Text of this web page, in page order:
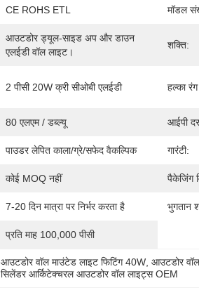
CE ROHS ETL मॉडल
आउटडोर ड्यूल-साइड अप और डाउन
एलईडी वॉल लाइट।
शक्ति:
2 पीसी 20W क्री सीओबी एलईडी हल्का
80 एलएम / डब्ल्यू आईपी
पाउडर लेपित काला/ग्रे/सफेद वैकल्पिक गारंटी:
कोई MOQ नहीं पैकेजिंग
7-20 दिन मात्रा पर निर्भर करता है भुगतान
प्रति माह 100,000 पीसी
आउटडोर वॉल माउंटेड लाइट फिटिंग 40W , आउटडोर
सिलेंडर आर्किटेक्चरल आउटडोर वॉल लाइट्स OEM